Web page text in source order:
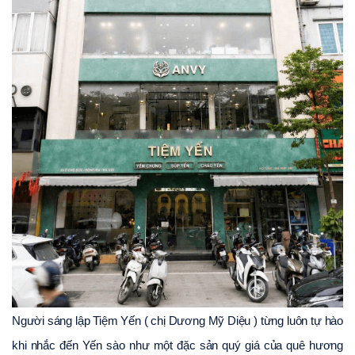
Người sáng lập Tiệm Yến ( chị Dương Mỹ Diệu ) từng luôn tự hào
khi nhắc đến Yến sào như một đặc sản quý giá của quê hương